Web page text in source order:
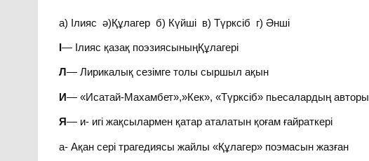
а) Ілияс ә)Құлагер б) Күйші в) Түрксіб г) Әнші
І— Ілияс қазақ поэзиясыныңҚұлагері
Л— Лирикалық сезімге толы сыршыл ақын
И— «Исатай-Махамбет»,»Кек», «Түрксіб» пьесалардың авторы
Я— и- игі жақсылармен қатар аталатын қоғам ғайраткері
а- Ақан сері трагедиясы жайлы «Құлагер» поэмасын жазған